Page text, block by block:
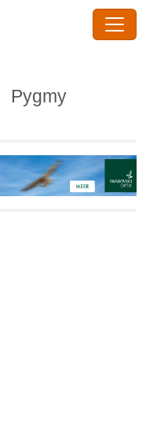
· Pygmy